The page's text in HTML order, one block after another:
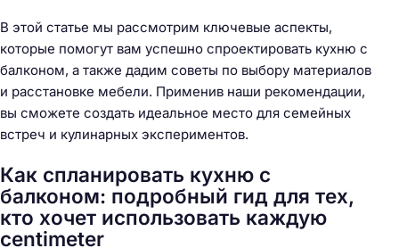
В этой статье мы рассмотрим ключевые аспекты,
которые помогут вам успешно спроектировать кухню с
балконом, а также дадим советы по выбору материалов
и расстановке мебели. Применив наши рекомендации,
вы сможете создать идеальное место для семейных
встреч и кулинарных экспериментов.
Как спланировать кухню с
балконом: подробный гид для тех,
кто хочет использовать каждую
centimeter